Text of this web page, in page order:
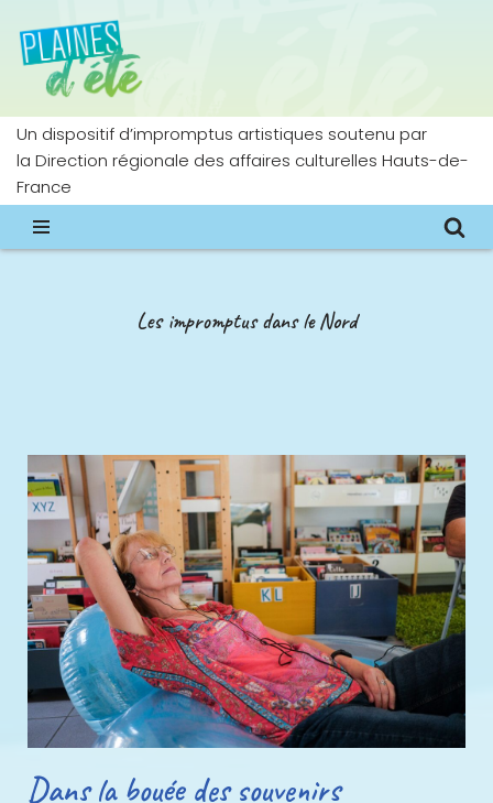
Aller
contenu
Un dispositif d’impromptus artistiques soutenu par
la Direction régionale des affaires culturelles Hauts-de-
France
Les impromptus dans le Nord
Dans la bouée des souvenirs